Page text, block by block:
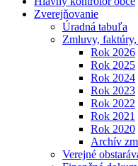
Zverejňovanie
Úradná tabuľa
Zmluvy,
Rok 2026
Rok 2025
Rok 2024
Rok 2023
Rok 2022
Rok 2021
Rok 2020
Archív
Verejné